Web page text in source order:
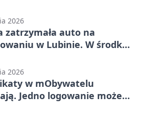
2026
zatrzymała auto na
w Lubinie. W środku
2026
w mObywatelu
Jedno logowanie może